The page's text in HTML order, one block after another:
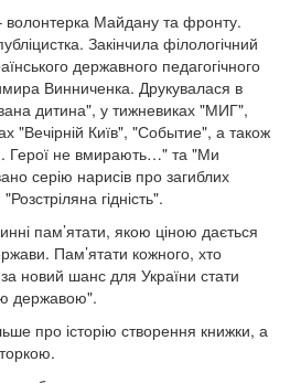
волонтерка Майдану та фронту.
Закінчила філологічний
державного педагогічного
Винниченка. Друкувалася в
дитина", у тижневиках "МИГ",
"Вечірній Київ", "Событие", а також
Герої не вмирають…" та "Ми
серію нарисів про загиблих
гідність".
пам’ятати, якою ціною дається
Пам’ятати кожного, хто
новий шанс для України стати
державою".
про історію створення книжки, а